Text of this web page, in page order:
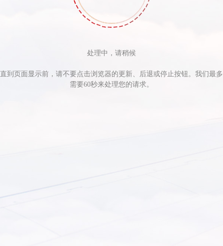
处理中，请稍候
直到页面显示前，请不要点击浏览器的更新、后退或停止按钮。我们最多
需要60秒来处理您的请求。